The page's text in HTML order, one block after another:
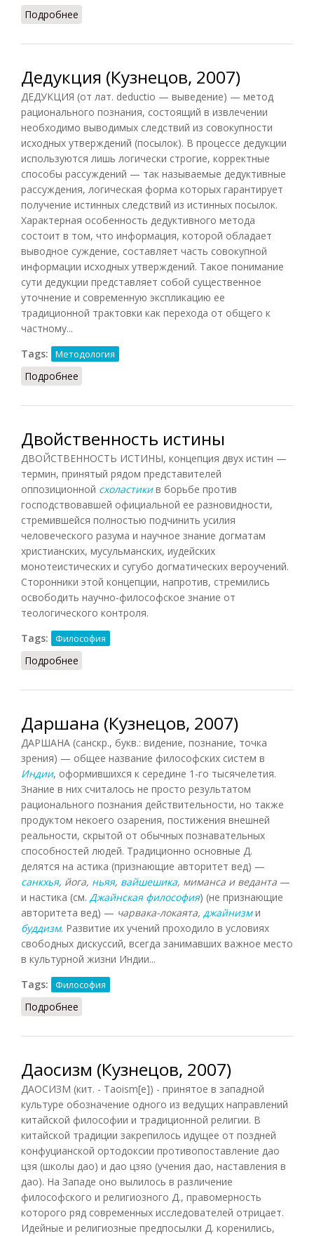
Подробнее
Дедукция (Кузнецов, 2007)
ДЕДУКЦИЯ (от лат. deductio — выведение) — метод
рационального познания, состоящий в извлечении
необходимо выводимых следствий из совокупности
исходных утверждений (посылок). В процессе дедукции
используются лишь логически строгие, корректные
способы рассуждений — так называемые дедуктивные
рассуждения, логическая форма которых гарантирует
получение истинных следствий из истинных посылок.
Характерная особенность дедуктивного метода
состоит в том, что информация, которой обладает
выводное суждение, составляет часть совокупной
информации исходных утверждений. Такое понимание
сути дедукции представляет собой существенное
уточнение и современную экспликацию ее
традиционной трактовки как перехода от общего к
частному...
Tags:
Методология
Подробнее
Двойственность истины
ДВОЙСТВЕННОСТЬ ИСТИНЫ, концепция двух истин —
термин, принятый рядом представителей
оппозиционной схоластикив борьбе против
господствовавшей официальной ее разновидности,
стремившейся полностью подчинить усилия
человеческого разума и научное знание догматам
христианских, мусульманских, иудейских
монотеистических и сугубо догматических вероучений.
Сторонники этой концепции, напротив, стремились
освободить научно-философское знание от
теологического контроля.
Tags:
Философия
Подробнее
Даршана (Кузнецов, 2007)
ДАРШАНА (санскр., букв.: видение, познание, точка
зрения) — общее название философских систем в
Индии, оформившихся к середине 1-го тысячелетия.
Знание в них считалось не просто результатом
рационального познания действительности, но также
продуктом некоего озарения, постижения внешней
реальности, скрытой от обычных познавательных
способностей людей. Традиционно основные Д.
делятся на астика (признающие авторитет вед) —
санкхья, йога, ньяя, вайшешика, миманса и веданта —
и настика (см. Джайнская философия) (не признающие
авторитета вед) — чарвака-локаята, джайнизми
буддизм. Развитие их учений проходило в условиях
свободных дискуссий, всегда занимавших важное место
в культурной жизни Индии...
Tags:
Философия
Подробнее
Даосизм (Кузнецов, 2007)
ДАОСИЗМ (кит. - Taoism[e]) - принятое в западной
культуре обозначение одного из ведущих направлений
китайской философии и традиционной религии. В
китайской традиции закрепилось идущее от поздней
конфуцианской ортодоксии противопоставление дао
цзя (школы дао) и дао цзяо (учения дао, наставления в
дао). На Западе оно вылилось в различение
философского и религиозного Д., правомерность
которого ряд современных исследователей отрицает.
Идейные и религиозные предпосылки Д. коренились,